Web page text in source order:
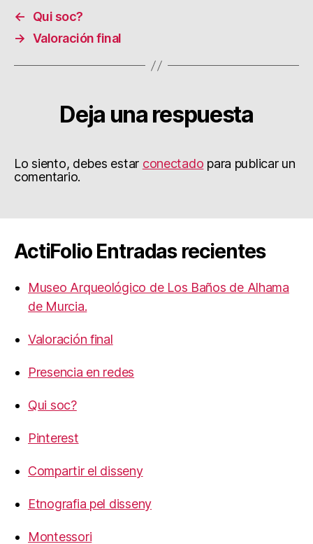
←
Qui soc?
→ Valoración final
Deja una respuesta
Lo siento, debes estar conectado para publicar un
comentario.
ActiFolio Entradas recientes
Museo Arqueológico de Los Baños de Alhama
de Murcia.
Valoración final
Presencia en redes
Qui soc?
Pinterest
Compartir el disseny
Etnografia pel disseny
Montessori